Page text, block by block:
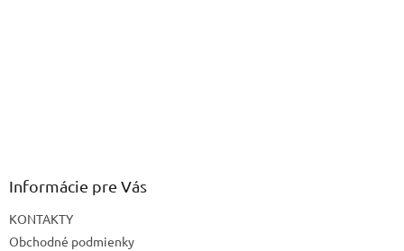
Informácie pre Vás
KONTAKTY
Obchodné podmienky